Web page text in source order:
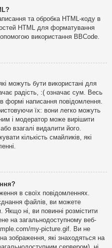
та обробка HTML-коду в
HTML для форматування
використання BBCode.
можуть бути використані для
радість, :( означає сум. Весь
формі написання повідомлення.
їх: вони легко можуть
і модератор може вирішити
взагалі видалити його.
кількість смайликів, які
в своїх повідомленнях.
файлів, ви можете
ні, ви повинні розмістити
на загальнодоступному веб-
my-picture.gif. Ви не
зображення, які знаходяться на